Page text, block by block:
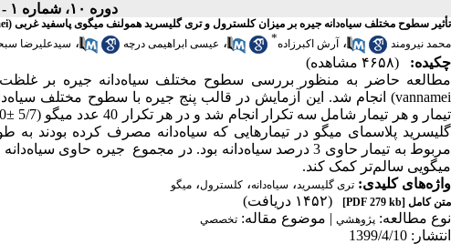
دوره ۱۰، شماره ۱ - ( تابستان ۱۳۹۹ )
تأثیر سطوح مختلف سیاه‌دانه جیره بر میزان کلسترول و تری گلیسرید همولنف میگوی پاسفید غربی (Penaeus vannamei)
محمد نیرومند
، آرش اکبرزاده* ، عیسی ابراهیمی درچه ، سیدعلیرضا
چکیده:
(۴۶۵۸ مشاهده)
مربوط به تیمار حاوی 3 درصد سیاه‌دانه بود. در مجموع جیره
میگویی سالم‌تر کمک کند.
واژه‌های کلیدی: تری گلیسرید ، سیاه‌دانه، کلسترول، میگو
متن کامل [PDF 279 kb]
(۱۴۵۲ دریافت)
نوع مطالعه: پژوهشي | موضوع مقاله: تخصصي
انتشار: 1399/4/10